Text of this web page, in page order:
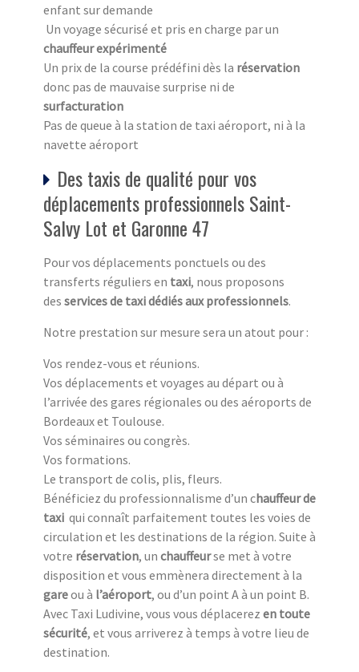
enfant sur demande
Un voyage sécurisé et pris en charge par un
chauffeur expérimenté
Un prix de la course prédéfini dès la réservation
donc pas de mauvaise surprise ni de
surfacturation
Pas de queue à la station de taxi aéroport, ni à la
navette aéroport
Des taxis de qualité pour vos
déplacements professionnels Saint-
Salvy Lot et Garonne 47
Pour vos déplacements ponctuels ou des
transferts réguliers en taxi, nous proposons
des services de taxi dédiés aux professionnels.
Notre prestation sur mesure sera un atout pour :
Vos rendez-vous et réunions.
Vos déplacements et voyages au départ ou à
l’arrivée des gares régionales ou des aéroports de
Bordeaux et Toulouse.
Vos séminaires ou congrès.
Vos formations.
Le transport de colis, plis, fleurs.
Bénéficiez du professionnalisme d’un chauffeur de
taxi qui connaît parfaitement toutes les voies de
circulation et les destinations de la région. Suite à
votre réservation, un chauffeurse met à votre
disposition et vous emmènera directement à la
gareou à l’aéroport, ou d’un point A à un point B.
Avec Taxi Ludivine, vous vous déplacerez en toute
sécurité, et vous arriverez à temps à votre lieu de
destination.